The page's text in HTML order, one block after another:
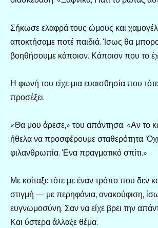
Σήκωσε ελαφρά τους ώμους και
αποκτήσαμε ποτέ παιδιά. Ίσως θα
βοηθήσουμε κάποιον. Κάποιον που το
Η φωνή του είχε μια ευαισθησία που
προσέξει.
«Θα μου άρεσε,» του απάντησα. «Αν το
ήθελα να προσφέρουμε σταθερότητα.
φιλανθρωπία. Ένα πραγματικό σπίτι.»
Με κοίταξε τότε με έναν τρόπο που δεν
στιγμή — με περηφάνια, ανακούφιση,
ευγνωμοσύνη. Σαν να είχε βρει την
Και ύστερα άλλαξε θέμα.